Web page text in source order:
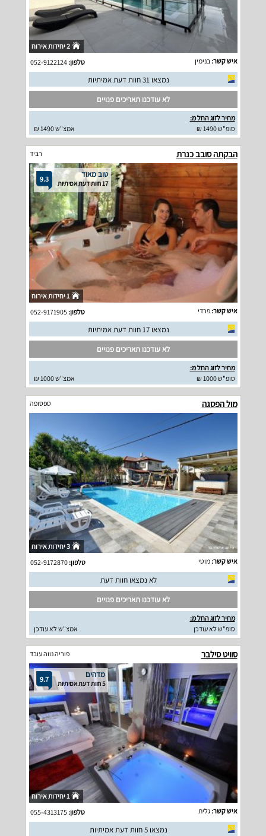
2 יחידות אירוח
איש קשר: בנימין טלפון:052-9122124
נמצאו 31 חוות דעת אמיתיות
לא עודכנו תאריכים פנויים
מחיר לזוג החל מ:
סופ"ש 1490 ₪
אמצ"ש 1490 ₪
הבקתה סובב כנרת רביד
9.3 טוב מאוד
17 חוות דעת אמיתיות
1 יחידות אירוח
איש קשר:פרדי טלפון:052-9171905
נמצאו 17 חוות דעת אמיתיות
לא עודכנו תאריכים פנויים
מחיר לזוג החל מ:
סופ"ש 1000 ₪
אמצ"ש 1000 ₪
מול הפסגה ספסופה
3 יחידות אירוח
איש קשר:מוטי טלפון:052-9172870
לא נמצאו חוות דעת
לא עודכנו תאריכים פנויים
מחיר לזוג החל מ:
סופ"ש לא עודכן
אמצ"ש לא עודכן
סוויט סילבר פוריה נווה עובד
9.7 מדהים
5 חוות דעת אמיתיות
1 יחידות אירוח
איש קשר:גלית טלפון:055-4313175
נמצאו 5 חוות דעת אמיתיות